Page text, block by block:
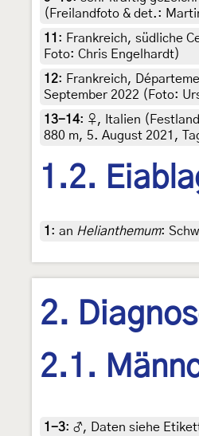
(Freilandfoto & det.:
11 : Frankreich, südliche
Foto: Chris Engelhardt)
12: Frankreich,
September 2022 (Foto:
13-14: ♀, Italien
880 m, 5. August 2021,
1.2.
1 : an Helianthemum:
2.
2.1.
1-3: ♂, Daten siehe